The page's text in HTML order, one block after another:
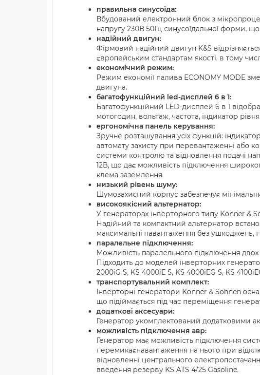
правильна синусоїда:
Вбудований електронний блок з
напругу 230В 50Гц синусоїдальної форми,
надійний двигун:
Фірмовий надійний двигун K&S
європейським стандартам якості, в тому
економічний режим:
Режим економії палива ECONOMY MODE
двигуна.
багатофункційний led-дисплей 6 в 1:
Багатофункційний LED-дисплей 6 в 1
мотогодин, вольтаж, частота, індикатор
ергономічна панель керування:
Зручне розташування усіх функцій:
автомату захисту при перевантаженні або
системи контролю та відновлення подачі
12В, що дає можливість підключення
клема заземлення.
низький рівень шуму:
Шумозахисний корпус забезпечує
високоякісний альтернатор:
У генераторах інверторного типу Könner &
Надійний та компактний альтернатор
максимальні навантаження без ушкоджень,
паралельне підключення:
Можливість паралельного підключення
Підходить до моделей інверторних
2000iG S, KS 4000iE S, KS 4000iEG S, KS
транспортувальний комплект:
Інверторні генератори Könner & Söhnen
що підіймається під час переміщення
додаткові аксесуари:
Генератор укомплектований додатковими
можливість підключення авр:
Генератор має можливість підключення
перемикаєнавантаження на нього при
відновленні центрального
введення резерву KS ATS 4/25 Gasoline.